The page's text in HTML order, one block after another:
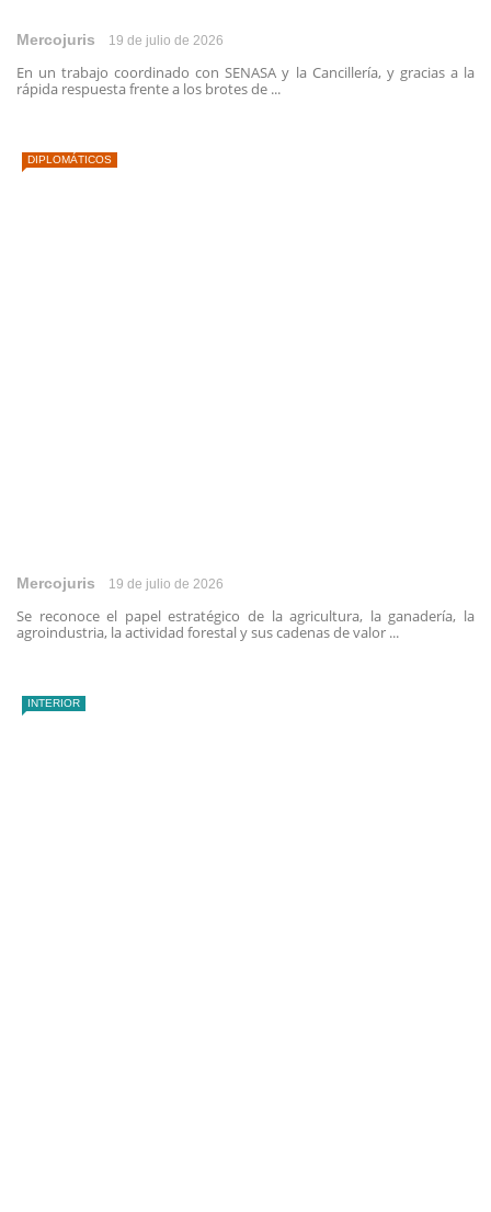
Mercojuris 19 de julio de 2026
En un trabajo coordinado con SENASA y la Cancillería, y gracias a la
rápida respuesta frente a los brotes de ...
DIPLOMÁTICOS
Mercojuris 19 de julio de 2026
Se reconoce el papel estratégico de la agricultura, la ganadería, la
agroindustria, la actividad forestal y sus cadenas de valor ...
INTERIOR